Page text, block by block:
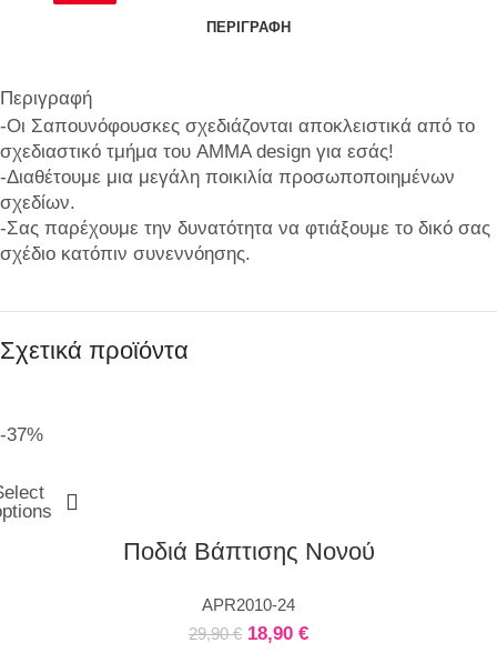
ΠΕΡΙΓΡΑΦΉ
Περιγραφή
-Οι Σαπουνόφουσκες σχεδιάζονται αποκλειστικά από το
σχεδιαστικό τμήμα του AMMA design για εσάς!
-Διαθέτουμε μια μεγάλη ποικιλία προσωποποιημένων
σχεδίων.
-Σας παρέχουμε την δυνατότητα να φτιάξουμε το δικό σας
σχέδιο κατόπιν συνεννόησης.
Σχετικά προϊόντα
-37%
Ποδιά Βάπτισης Νονού
APR2010-24
29,90€ 18,90 €